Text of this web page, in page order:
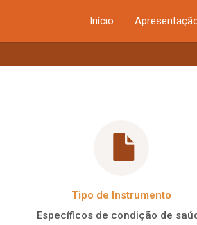
Início
Tipo de Instrumento
Específicos de condição de